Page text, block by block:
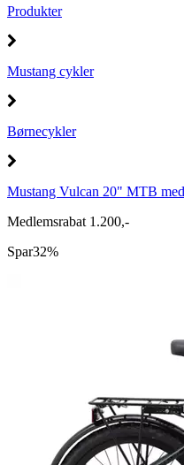
Produkter
Mustang cykler
Børnecykler
Mustang Vulcan 20" MTB
Medlemsrabat 1.200,-
Spar32%